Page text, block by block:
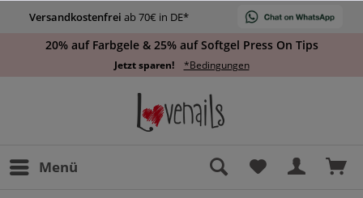
Versandkostenfrei ab 70€ in DE*
20% auf Farbgele & 25% auf Softgel Press On Tips
Jetzt sparen! *Bedingungen
Menü